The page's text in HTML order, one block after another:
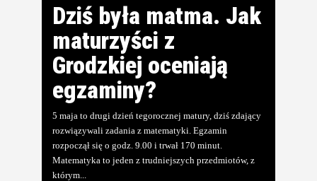
Dziś była matma. Jak
maturzyści z
Grodzkiej oceniają
egzaminy?
5 maja to drugi dzień tegorocznej matury, dziś zdający
rozwiązywali zadania z matematyki. Egzamin
rozpoczął się o godz. 9.00 i trwał 170 minut.
Matematyka to jeden z trudniejszych przedmiotów, z
którym